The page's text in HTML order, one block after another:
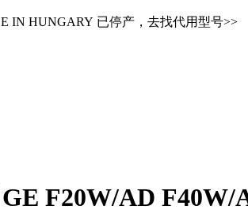
IN HUNGARY 已停产，去找代用型号>>
F20W/AD